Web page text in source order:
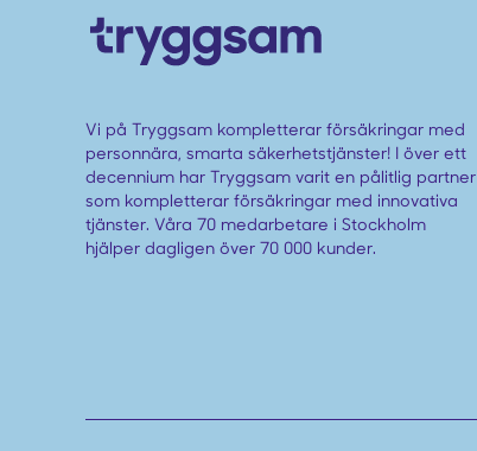
Vi på Tryggsam kompletterar försäkringar med
personnära, smarta säkerhetstjänster! I över ett
decennium har Tryggsam varit en pålitlig partner
som kompletterar försäkringar med innovativa
tjänster. Våra 70 medarbetare i Stockholm
hjälper dagligen över 70 000 kunder.